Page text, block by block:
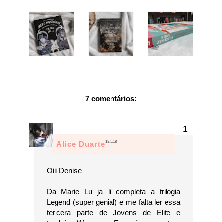
7 comentários:
Alice Duarte13.1.18
Oiii Denise
Da Marie Lu ja li completa a trilogia
Legend (super genial) e me falta ler essa
tericera parte de Jovens de Elite e